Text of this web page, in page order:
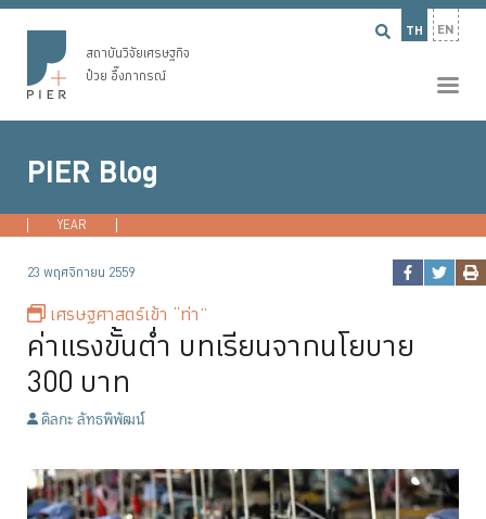
TH EN
สถาบันวิจัยเศรษฐกิจ
ป๋วย อึ๊งภากรณ์
PIER Blog
YEAR
23 พฤศจิกายน 2559
เศรษฐศาสตร์เข้า “ท่า”
ค่าแรงขั้นต่ำ บทเรียนจากนโยบาย
300 บาท
ดิลกะ ลัทธพิพัฒน์